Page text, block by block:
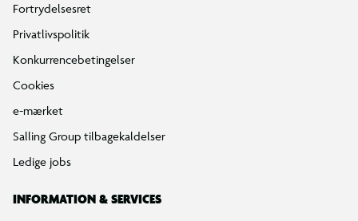
Fortrydelsesret
Privatlivspolitik
Konkurrencebetingelser
Cookies
e-mærket
Salling Group tilbagekaldelser
Ledige jobs
INFORMATION & SERVICES